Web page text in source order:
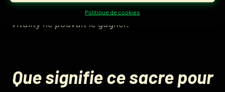
Politique de cookies
comme si aucune autre équipe que Team
Vitality ne pouvait le gagner.
Que signifie ce sacre pour